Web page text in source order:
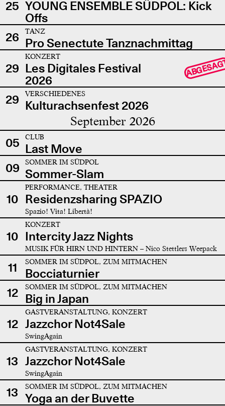
25 YOUNG ENSEMBLE SÜDPOL: Kick
Offs
26
TANZ
Pro Senectute Tanznachmittag
29
KONZERT
Les Digitales Festival
2026
29 VERSCHIEDENES
Kulturachsenfest 2026
September 2026
05 CLUB
Last Move
09
SOMMER IM SÜDPOL
Sommer-Slam
10
PERFORMANCE, THEATER
Residenzsharing SPAZIO
Spazio! Vita! Libertà!
10
KONZERT
Intercity Jazz Nights
MUSIK FÜR HIRN UND HINTERN – Nico Stettlers Weepack
11 SOMMER IM SÜDPOL, ZUM MITMACHEN
Bocciaturnier
12
SOMMER IM SÜDPOL, ZUM MITMACHEN
Big in Japan
12
GASTVERANSTALTUNG, KONZERT
Jazzchor Not4Sale
SwingAgain
13
GASTVERANSTALTUNG, KONZERT
Jazzchor Not4Sale
SwingAgain
13 SOMMER IM SÜDPOL, ZUM MITMACHEN
Yoga an der Buvette